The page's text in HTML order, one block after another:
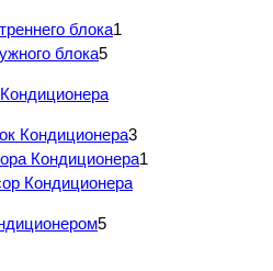
блока1
блока5
Кондиционера3
Кондиционера1
Кондиционера
5